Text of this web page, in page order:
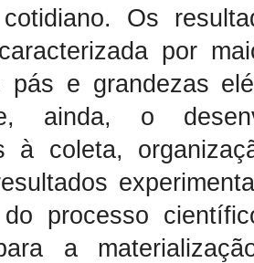
Os
por
pás e grandezas
ainda, o
à coleta,
processo
a